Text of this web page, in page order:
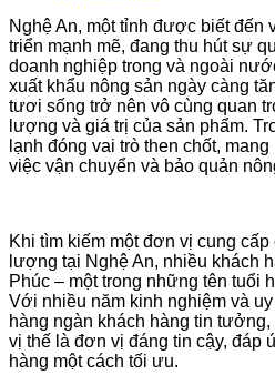
Nghệ An, một tỉnh được biết đến
triển mạnh mẽ, đang thu hút sự
doanh nghiệp trong và ngoài
xuất khẩu nông sản ngày càng
tươi sống trở nên vô cùng quan
lượng và giá trị của sản phẩm.
lạnh đóng vai trò then chốt,
việc vận chuyển và bảo quản
Khi tìm kiếm một đơn vị cung
lượng tại Nghệ An, nhiều khách
Phúc – một trong những tên tuổi
Với nhiều năm kinh nghiệm và
hàng ngàn khách hàng tin
vị thế là đơn vị đáng tin cậy, đáp
hàng một cách tối ưu.